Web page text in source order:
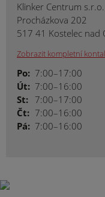
Klinker Centrum s.r.o.
Procházkova 202
517 41 Kostelec nad
Zobrazit kompletní
Po: 7:00–17:00
Út: 7:00–16:00
St: 7:00–17:00
Čt: 7:00–16:00
Pá: 7:00–16:00